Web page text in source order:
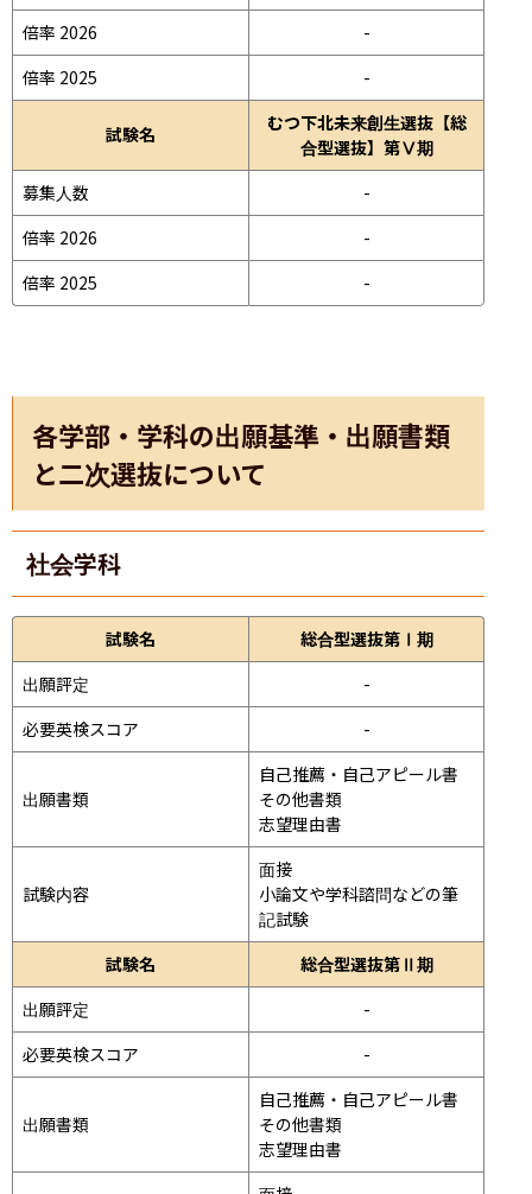
倍率 2026
-
倍率 2025
-
試験名
むつ下北未来創生選抜【総
合型選抜】第Ⅴ期
募集人数
-
倍率 2026
-
倍率 2025
-
各学部・学科の出願基準・出願書類
と二次選抜について
社会学科
試験名
総合型選抜第Ⅰ期
出願評定
-
必要英検スコア
-
出願書類
自己推薦・自己アピール書
その他書類
志望理由書
試験内容
面接
小論文や学科諮問などの筆
記試験
試験名
総合型選抜第Ⅱ期
出願評定
-
必要英検スコア
-
出願書類
自己推薦・自己アピール書
その他書類
志望理由書